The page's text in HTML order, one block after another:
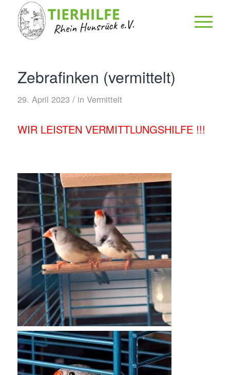
Zebrafinken (vermittelt)
29. April 2023 / in Vermittelt
WIR LEISTEN VERMITTLUNGSHILFE !!!